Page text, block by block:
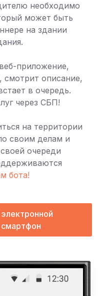
необходимо
может быть
на здании
приложение,
смотрит описание,
в очередь.
через СБП!
на территории
своим делам и
очереди
бота!